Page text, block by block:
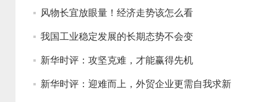
风物长宜放眼量！经济走势该怎么看
我国工业稳定发展的长期态势不会变
新华时评：攻坚克难，才能赢得先机
新华时评：迎难而上，外贸企业更需自我求新